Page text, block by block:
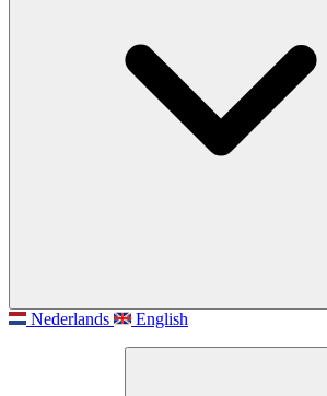
Nederlands English